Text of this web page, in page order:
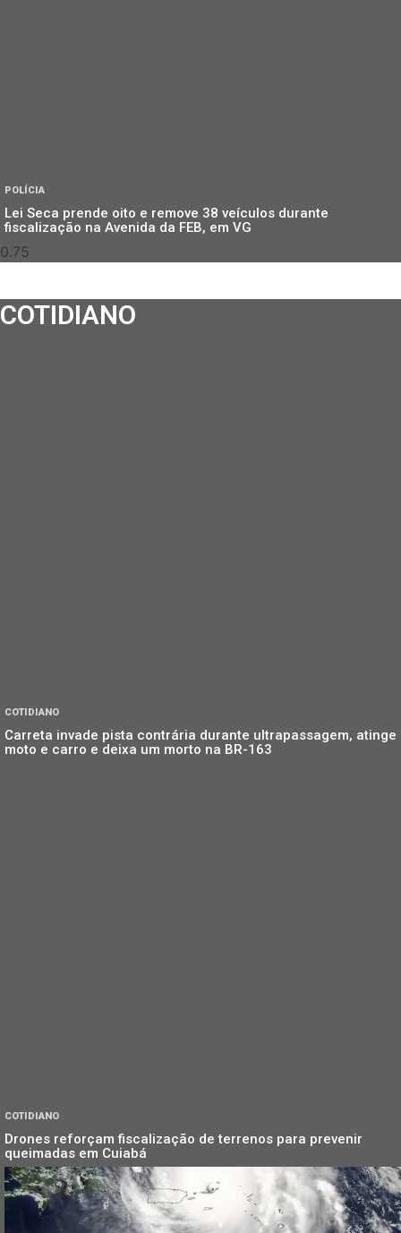
POLÍCIA
Lei Seca prende oito e remove 38 veículos durante
fiscalização na Avenida da FEB, em VG
COTIDIANO
COTIDIANO
Carreta invade pista contrária durante ultrapassagem, atinge
moto e carro e deixa um morto na BR-163
COTIDIANO
Drones reforçam fiscalização de terrenos para prevenir
queimadas em Cuiabá